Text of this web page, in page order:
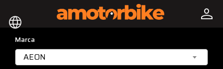
language person
Marca
AEON